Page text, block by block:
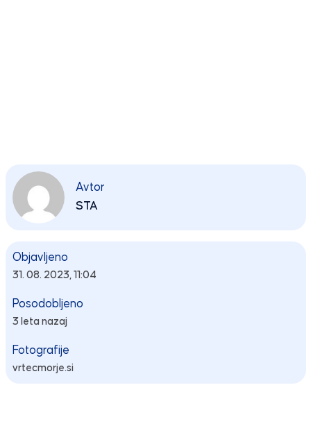
Avtor
STA
Objavljeno
31. 08. 2023, 11:04
Posodobljeno
3 leta nazaj
Fotografije
vrtecmorje.si